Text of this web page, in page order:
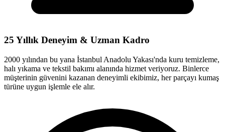
25 Yıllık Deneyim & Uzman Kadro
2000 yılından bu yana İstanbul Anadolu Yakası'nda kuru temizleme,
halı yıkama ve tekstil bakımı alanında hizmet veriyoruz. Binlerce
müşterinin güvenini kazanan deneyimli ekibimiz, her parçayı kumaş
türüne uygun işlemle ele alır.